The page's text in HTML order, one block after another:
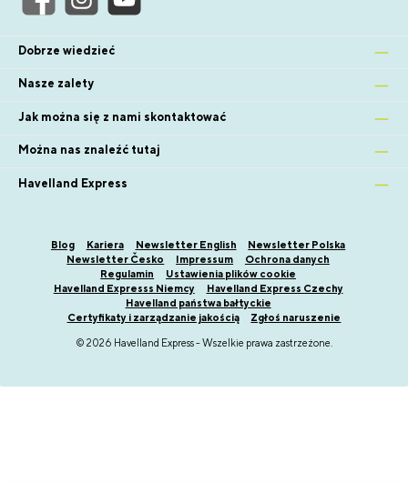
Dobrze wiedzieć
Nasze zalety
Jak można się z nami skontaktować
Można nas znaleźć tutaj
Havelland Express
Blog Kariera Newsletter English
Newsletter Polska
Newsletter Česko
Impressum
Ochrona danych
Regulamin
Ustawienia plików cookie
Havelland Expresss Niemcy
Havelland Express Czechy
Havelland państwa bałtyckie
Certyfikaty i zarządzanie jakością
Zgłoś naruszenie
© 2026 Havelland Express - Wszelkie prawa zastrzeżone.